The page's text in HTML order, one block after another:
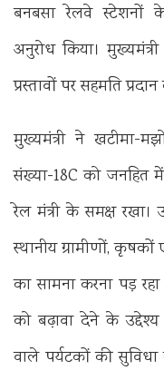
बनबसा रेलवे स्टेशनों के
अनुरोध किया।
प्रस्तावों पर सहमति प्रदान
मुख्यमंत्री ने खटीमा-
संख्या-18C को जनहित
रेल मंत्री के समक्ष
स्थानीय ग्रामीणों,
का सामना करना पड़ रहा
को बढ़ावा देने के
वाले पर्यटकों की